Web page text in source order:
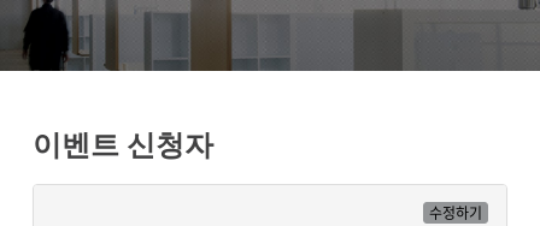
이벤트 신청자
수정하기